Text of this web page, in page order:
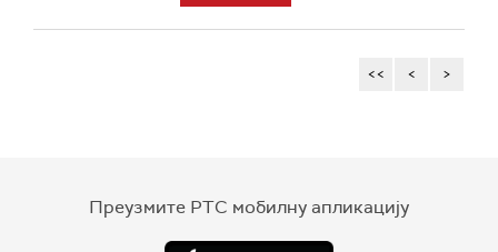
<< < >
Преузмите РТС мобилну апликацију